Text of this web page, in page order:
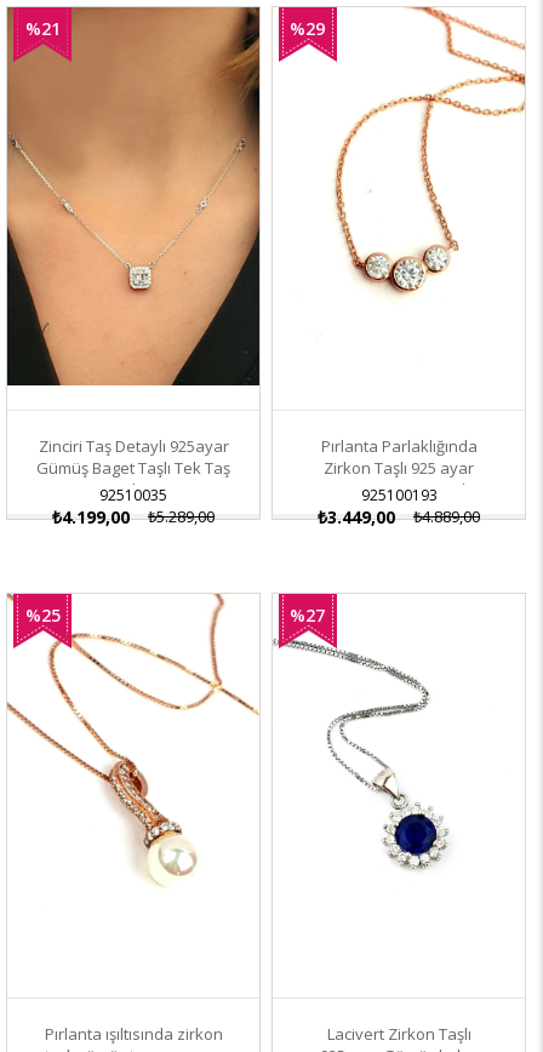
Zinciri Taş Detaylı 925ayar
Gümüş Baget Taşlı Tek Taş
Kolye
92510035
₺4.199,00 ₺5.289,00
%21
Pırlanta Parlaklığında
Zirkon Taşlı 925 ayar
Gümüş Rose Tria Kolye
925100193
₺3.449,00 ₺4.889,00
%29
Pırlanta ışıltısında zirkon
%25
İndirim
Lacivert Zirkon Taşlı
%27
İndirim